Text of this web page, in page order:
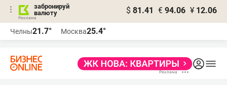
забронируй
валюту
$ 81.41 € 94.06 ¥ 12.06
Челны21.7° Москва25.4°